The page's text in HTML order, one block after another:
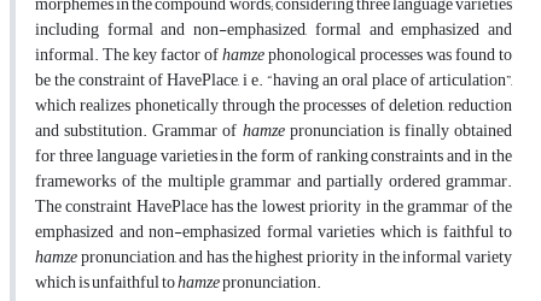
including formal and non-emphasized, formal and emphasized and
informal. The key factor ofhamzephonological processes was found to
be the constraint of HavePlace, i e. “having an oral place of articulation”,
which realizes phonetically through the processes of deletion, reduction
and substitution. Grammar ofhamzepronunciation is finally obtained
for three language varieties in the form of ranking constraints and in the
frameworks of the multiple grammar and partially ordered grammar.
The constraint HavePlace has the lowest priority in the grammar of the
emphasized and non-emphasized formal varieties which is faithful to
hamzepronunciation, and has the highest priority in the informal variety
which is unfaithful tohamzepronunciation.